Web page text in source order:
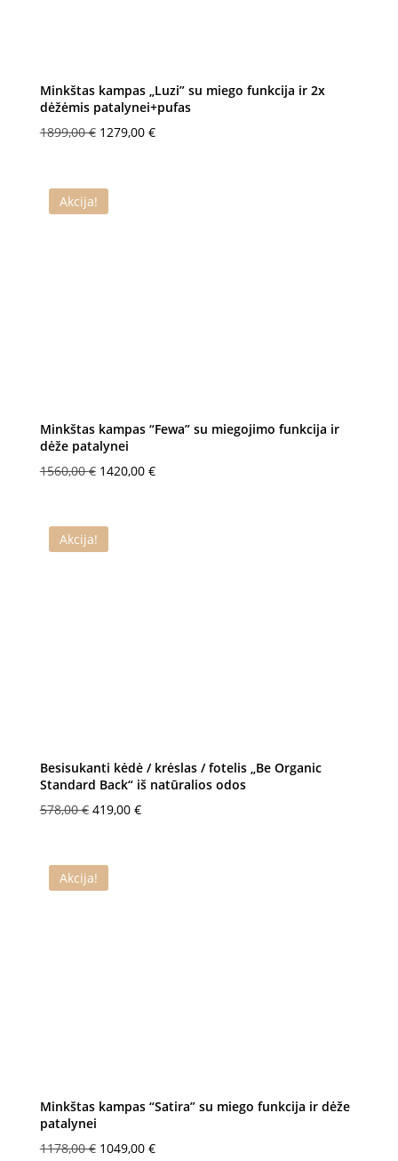
Minkštas kampas „Luzi” su miego funkcija ir 2x
dėžėmis patalynei+pufas
1899,00€ Original
1899,00 €.
1279,00 €Current
Akcija!
Minkštas kampas “Fewa” su miegojimo funkcija ir
dėže patalynei
1560,00€ Original
1560,00 €.
1420,00 €Current
Akcija!
Besisukanti kėdė / krėslas / fotelis „Be Organic
Standard Back“ iš natūralios odos
578,00€ Original
578,00 €.
419,00 €Current
Akcija!
Minkštas kampas “Satira” su miego funkcija ir dėže
patalynei
1178,00€ Original
1049,00 €Current